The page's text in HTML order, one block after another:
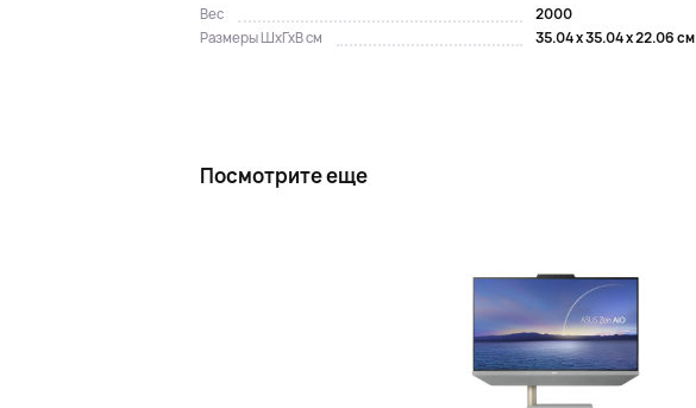
Вес
2000
Размеры ШхГхВ см
35.04 x 35.04 x 22.06 см
Посмотрите еще